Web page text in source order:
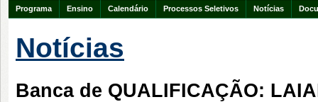
Programa Ensino Calendário Processos Seletivos Notícias
Notícias
Banca de QUALIFICAÇÃO: